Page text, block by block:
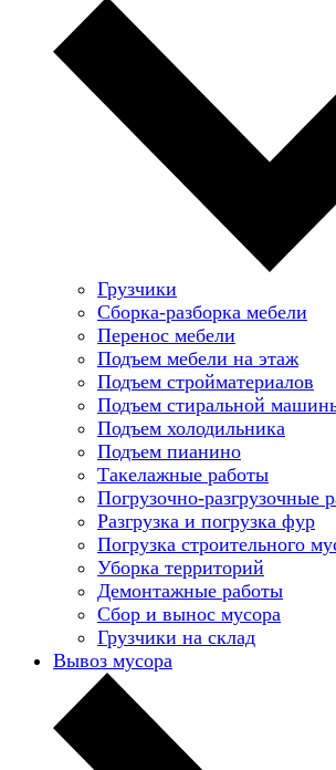
Грузчики
Сборка-разборка мебели
Перенос мебели
Подъем мебели на этаж
Подъем стройматериалов
Подъем стиральной
Подъем холодильника
Подъем пианино
Такелажные работы
Погрузочно-разгрузочные
Разгрузка и погрузка фур
Погрузка строительного
Уборка территорий
Демонтажные работы
Сбор и вынос мусора
Грузчики на склад
Вывоз мусора